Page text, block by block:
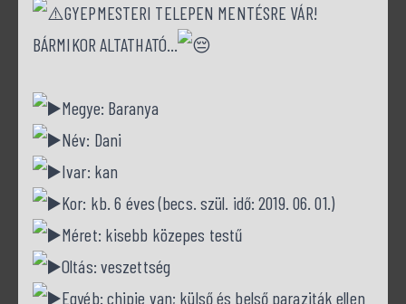
GYEPMESTERI TELEPEN MENTÉSRE VÁR!
BÁRMIKOR ALTATHATÓ…
Megye: Baranya
Név: Dani
Ivar: kan
Kor: kb. 6 éves (becs. szül. idő: 2019. 06. 01.)
Méret: kisebb közepes testű
Oltás: veszettség
Egyéb: chipje van; külső és belső paraziták ellen